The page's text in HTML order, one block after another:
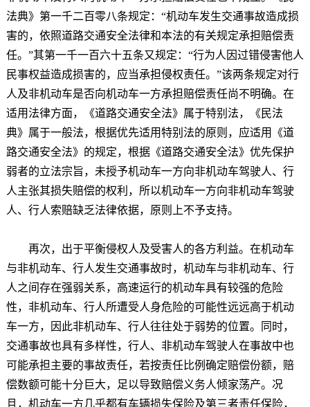
法典》第一千二百零八条规定：“机动车发生交通事故造成损
害的，依照道路交通安全法律和本法的有关规定承担赔偿责
任。”其第一千一百六十五条又规定：“行为人因过错侵害他人
民事权益造成损害的，应当承担侵权责任。”该两条规定对行
人及非机动车是否向机动车一方承担赔偿责任尚不明确。在
适用法律方面，《道路交通安全法》属于特别法，《民法
典》属于一般法，根据优先适用特别法的原则，应适用《道
路交通安全法》的规定，根据《道路交通安全法》优先保护
弱者的立法宗旨，未授予机动车一方向非机动车驾驶人、行
人主张其损失赔偿的权利，所以机动车一方向非机动车驾驶
人、行人索赔缺乏法律依据，原则上不予支持。
再次，出于平衡侵权人及受害人的各方利益。在机动车
与非机动车、行人发生交通事故时，机动车与非机动车、行
人之间存在强弱关系，高速运行的机动车具有较强的危险
性，非机动车、行人所遭受人身危险的可能性远远高于机动
车一方，因此非机动车、行人往往处于弱势的位置。同时，
交通事故也具有多样性，行人、非机动车驾驶人在事故中也
可能承担主要的事故责任，若按责任比例确定赔偿份额，赔
偿数额可能十分巨大，足以导致赔偿义务人倾家荡产。况
且，机动车一方几乎都有车辆损失保险及第三者责任保险，